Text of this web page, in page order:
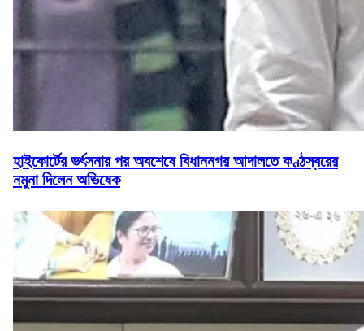
হাইকোর্টের ভর্ৎসনার পর অবশেষে বিধাননগর আদালতে কণ্ঠস্বরের
নমুনা দিলেন অভিষেক